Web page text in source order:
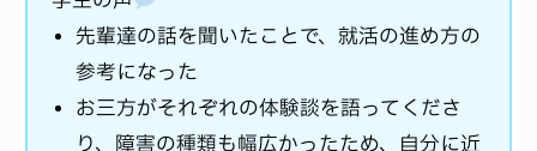
先輩達の話を聞いたことで、就活の進め方の
参考になった
お三方がそれぞれの体験談を語ってくださ
り、障害の種類も幅広かったため、自分に近